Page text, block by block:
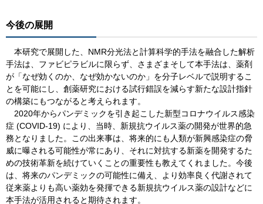
今後の展開
本研究で展開した、NMR分光法と計算科学的手法を融合した解析
手法は、ファビピラビルに限らず、さまざまそして本手法は、薬剤
が「なぜ効くのか、なぜ効かないのか」を分子レベルで説明するこ
とを可能にし、創薬研究における試行錯誤を減らす新たな設計指針
の構築にもつながると考えられます。
2020年からパンデミックを引き起こした新型コロナウイルス感染
症 (COVID-19) により、当時、新規抗ウイルス薬の開発が世界的急
務となりました。この出来事は、将来的にも人類が新興感染症の脅
威に曝される可能性が常にあり、それに対抗する新薬を開発するた
めの技術革新を続けていくことの重要性も教えてくれました。今後
は、将来のパンデミックの可能性に備え、より効率良く代謝されて
従来薬よりも高い薬効を発揮できる新規抗ウイルス薬の設計などに
本手法が活用されると期待されます。